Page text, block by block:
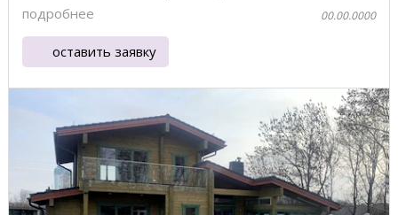
подробнее 00.00.0000
оставить заявку